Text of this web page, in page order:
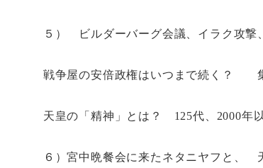
５） ビルダーバーグ会議、イラク攻撃
戦争屋の安倍政権はいつまで続く？
天皇の「精神」とは？ 125代、 2000年
６）宮中晩餐会に来たネタニヤフと、